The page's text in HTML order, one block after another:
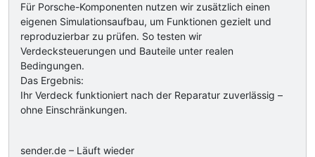
Für Porsche-Komponenten nutzen wir zusätzlich einen
eigenen Simulationsaufbau, um Funktionen gezielt und
reproduzierbar zu prüfen. So testen wir
Verdecksteuerungen und Bauteile unter realen
Bedingungen.
Das Ergebnis:
Ihr Verdeck funktioniert nach der Reparatur zuverlässig –
ohne Einschränkungen.
sender.de – Läuft wieder